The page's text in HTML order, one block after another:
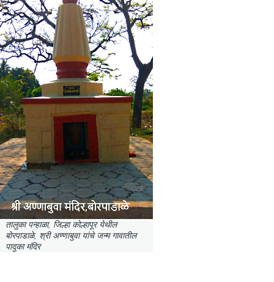
तालुका पन्हाळा, जिल्हा कोल्हापूर येथील
बोरपाडाळे, श्री अण्णाबुवा यांचे जन्म गावातील
पादुका मंदिर